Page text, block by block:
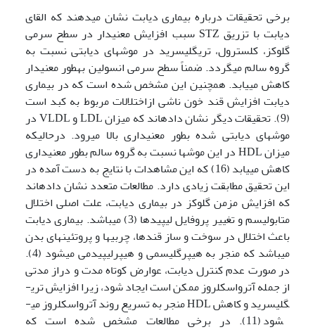
برخی تحقیقات درباره بیماری دیابت نشان می­دهند که القای
دیابت با تزریق STZ سبب افزایش معنی­دار در سطح سرمی
گلوکز، کلسترول، تری­گلیسرید در موش­های دیابتی نسبت به
گروه سالم می­گردد. ضمناً سطح سرمی انسولین به­طور معنی­دار
کاهش می­یابد. همچنین این مشخص شده است که در بیماری
دیابت افزایش قند خون ناشی ازاختلالات مربوط به کبد است
(9). تحقیقات دیگر نشان داده­اند که میزان LDL و VLDL در
موش­های دیابتی شده بطور معنی­داری بالا می­رود. درحالی­که
میزان HDL در این موش­ها نسبت به گروه سالم بطور معنی­داری
کاهش می­یابد (16) که این مشاهدات با نتایج به دست آمده در
این تحقیق مطابقت زیادی دارد. مطالعات متعدد نشان داده­اند
که افزایش مزمن گلوکز در بیماری دیابت، علت اصلی اختلال
متابولیسم و تغییر پروفایل لیپیدها (3) می­باشد. بیماری دیابت
باعث اختلال در سوخت و ساز قندها، چربی­ها و پروتئین­های بدن
می­باشد که منجر به هیپرگلیسمی و هیپرلیپیدمی می­شود (4).
در صورت عدم کنترل دیابت، عوارض کوتاه مدت و دراز مدتی
از جمله آترواسکلروز ممکن است ایجاد شود، زیرا افزایش تری­
گلیسرید و کاهش HDL منجر به تسریع روند آترواسکلروز می­
شود (11). در برخی مطالعات مشخص شده است که